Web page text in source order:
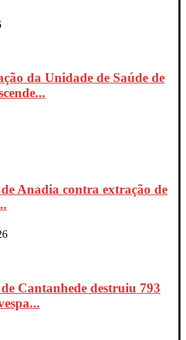
da Unidade de Saúde de
Anadia contra extração de
Cantanhede destruiu 793